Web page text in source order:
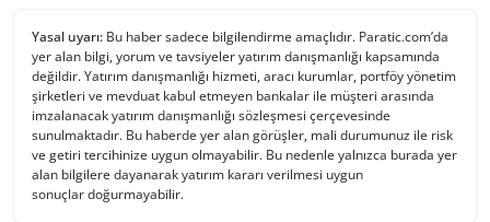
Yasal uyarı: Bu haber sadece bilgilendirme amaçlıdır. Paratic.com’da
yer alan bilgi, yorum ve tavsiyeler yatırım danışmanlığı kapsamında
değildir. Yatırım danışmanlığı hizmeti, aracı kurumlar, portföy yönetim
şirketleri ve mevduat kabul etmeyen bankalar ile müşteri arasında
imzalanacak yatırım danışmanlığı sözleşmesi çerçevesinde
sunulmaktadır. Bu haberde yer alan görüşler, mali durumunuz ile risk
ve getiri tercihinize uygun olmayabilir. Bu nedenle yalnızca burada yer
alan bilgilere dayanarak yatırım kararı verilmesi uygun
sonuçlar doğurmayabilir.